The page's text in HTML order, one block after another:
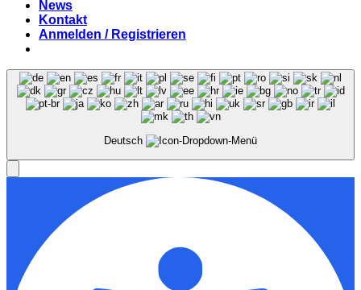
News
Kontakt
Anmelden / Registrieren
Deutsch